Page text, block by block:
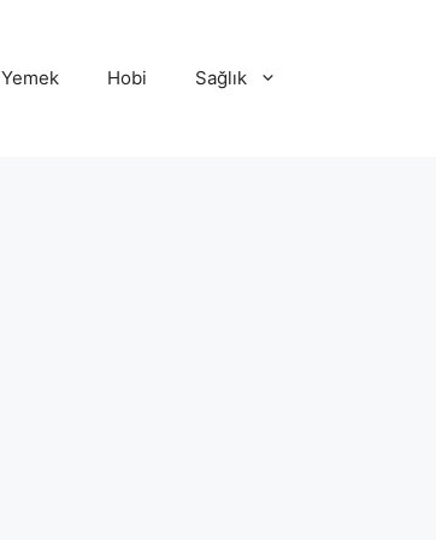
Yemek Hobi Sağlık